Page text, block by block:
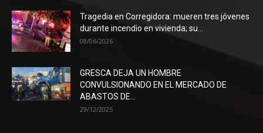
Tragedia en Corregidora: mueren tres jóvenes
durante incendio en vivienda; su...
08/06/2026
GRESCA DEJA UN HOMBRE
CONVULSIONANDO EN EL MERCADO DE
ABASTOS DE...
29/12/2025